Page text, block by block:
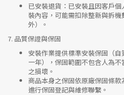
已安裝退貨 ：已安裝且因客戶
裝內容，可能需扣除整新與拆
外）。
7. 品質保證與保固
安裝作業提供標準安裝保固（
一年），保固範圍不包含人為
之損壞。
商品本身之保固依原廠保固條
進行保固登記與維修聯繫。